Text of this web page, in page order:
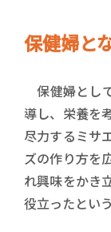
保健婦と
保健婦とし
導し、栄養を
尽力するミサ
ズの作り方を
れ興味をかき
役立ったという